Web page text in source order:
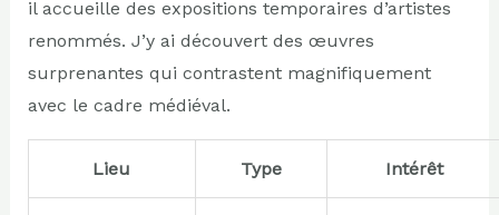
il accueille des expositions temporaires d’artistes
renommés. J’y ai découvert des œuvres
surprenantes qui contrastent magnifiquement
avec le cadre médiéval.
Lieu Type Intérêt